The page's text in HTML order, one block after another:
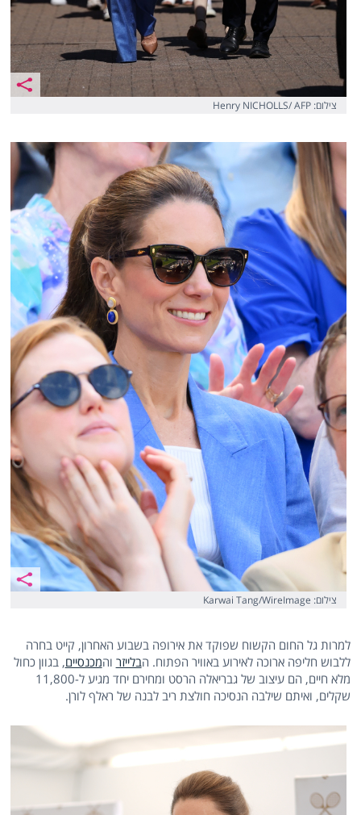
צילום: Henry NICHOLLS/ AFP
צילום: Karwai Tang/WireImage
למרות גל החום הקשוח שפוקד את אירופה בשבוע האחרון, קייט בחרה
ללבוש חליפה ארוכה לאירוע באוויר הפתוח. הבלייזר והמכנסיים, בגוון כחול
מלא חיים, הם עיצוב של גבריאלה הרסט ומחירם יחד מגיע ל-11,800
שקלים, ואיתם שילבה הנסיכה חולצת ריב לבנה של ראלף לורן.